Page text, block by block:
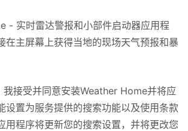
- 实时雷达警报和小部件启动器应用程
在主屏幕上获得当地的现场天气预报和暴
我接受并同意安装Weather Home并将应
设置为服务提供的搜索功能以及使用条款
用程序将更新您的搜索设置，并将更改您